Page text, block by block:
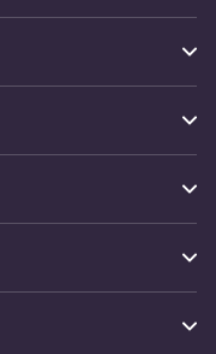
til kalde dager
føttene.